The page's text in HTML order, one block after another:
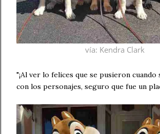
vía: Kendra Clark
"¡Al ver lo felices que se pusieron
con los personajes, seguro que fue un